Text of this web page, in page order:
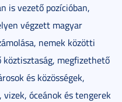
is vezető pozícióban,
végzett magyar
nemek közötti
köztisztaság, megfizethető
és közösségek,
óceánok és tengerek